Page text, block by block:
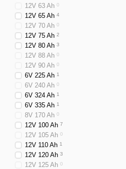
12V 63 Ah 0
12V 65 Ah 4
12V 70 Ah 0
12V 75 Ah 2
12V 80 Ah 3
12V 88 Ah 0
12V 90 Ah 0
6V 225 Ah 1
6V 240 Ah 0
6V 324 Ah 1
6V 335 Ah 1
8V 170 Ah 0
12V 100 Ah 7
12V 105 Ah 0
12V 110 Ah 1
12V 120 Ah 3
12V 125 Ah 0